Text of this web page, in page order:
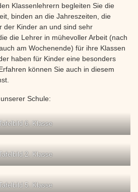
Klassenlehrern begleiten Sie die
binden an die Jahreszeiten, die
der Kinder an und sind sehr
die Lehrer in mühevoller Arbeit (nach
am Wochenende) für ihre Klassen
haben für Kinder eine besonders
können Sie auch in diesem
Schule:
6. Klasse
2. Klasse
5. Klasse